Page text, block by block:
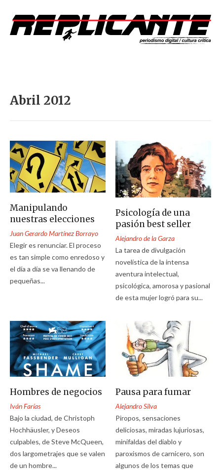
Abril 2012
Manipulando
nuestras elecciones
Juan Gerardo Martínez Borrayo
Elegir es renunciar. El proceso
es tan simple como enredoso y
el día a día se va llenando de
pequeñas...
Psicología de una
pasión best seller
Alejandro de la Garza
La tarea de divulgación
novelística de la intensa
aventura intelectual,
psicológica, amorosa y pasional
de esta mujer logró para su...
Hombres de negocios
Iván Farías
Bajo la ciudad, de Christoph
Hochhäusler, y Deseos
culpables, de Steve McQueen,
dos largometrajes que se valen
de un hombre...
Pausa para fumar
Alejandro Silva
Piropos, sensaciones
deliciosas, miradas lujuriosas,
minifaldas del diablo y
paroxismos de carnicero, son
algunos de los temas que